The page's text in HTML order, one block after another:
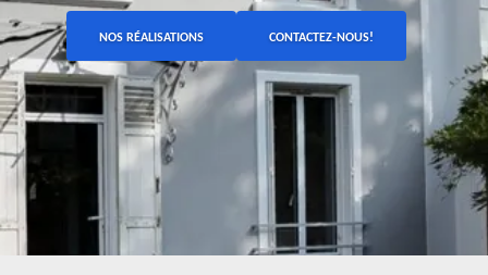
NOS RÉALISATIONS CONTACTEZ-NOUS!